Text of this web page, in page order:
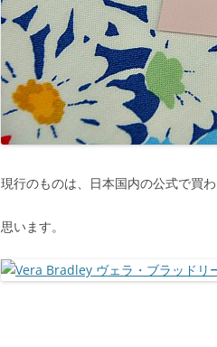
現行のものは、日本国内の公式で買
思います。